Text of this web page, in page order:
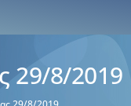
29/8/2019